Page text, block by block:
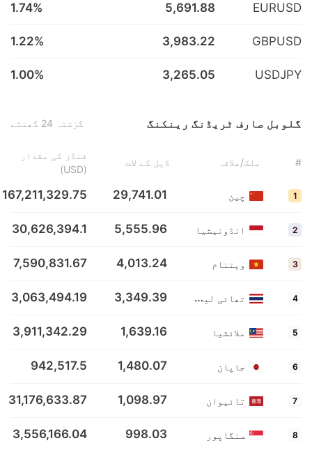
EURUSD
5,691.88
1.74%
GBPUSD
3,983.22
1.22%
USDJPY
3,265.05
1.00%
گلوبل صارف ٹریڈنگ رینکنگ گزشتہ 24 گھنٹے
# ملک/علاقہ ڈیل کے لات
فنڈز کی مقدار
(USD)
1 چین 29,741.01
167,211,329.75
2 انڈونیشیا 5,555.96
30,626,394.1
3 ویتنام 4,013.24
7,590,831.67
4 تھائی لینڈ 3,349.39
3,063,494.19
5 ملائشیا 1,639.16
3,911,342.29
6 جاپان 1,480.07
942,517.5
7 تائیوان 1,098.97
31,176,633.87
8 سنگاپور 998.03
3,556,166.04